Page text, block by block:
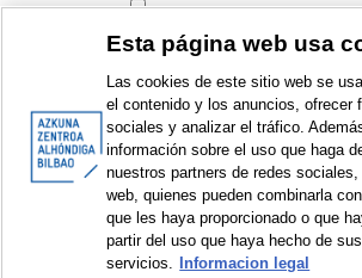
Erakusten diren elementuak:
© Azkuna Zentroa - Alhóndiga Bilbao
Esta página web usa
Las cookies de este sitio web se
el contenido y los anuncios, ofrecer
sociales y analizar el tráfico.
información sobre el uso que haga
nuestros partners de redes
web, quienes pueden combinarla
que les haya proporcionado o que
partir del uso que haya hecho de sus
servicios.
Informacion legal